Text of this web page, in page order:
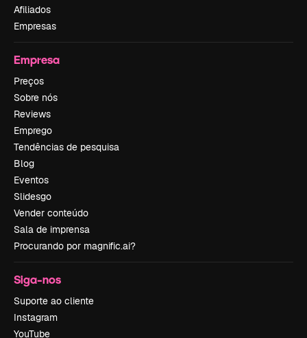
Afiliados
Empresas
Empresa
Preços
Sobre nós
Reviews
Emprego
Tendências de pesquisa
Blog
Eventos
Slidesgo
Vender conteúdo
Sala de imprensa
Procurando por magnific.ai?
Siga-nos
Suporte ao cliente
Instagram
YouTube